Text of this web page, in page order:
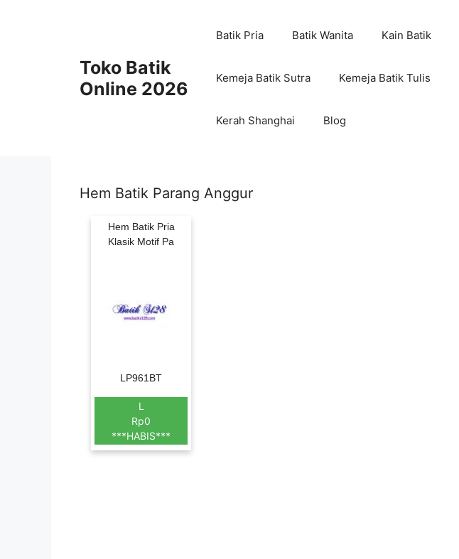
Toko Batik
Online 2026
Batik Pria Batik Wanita Kain Batik
Kemeja Batik Sutra Kemeja Batik Tulis
Kerah Shanghai Blog
Hem Batik Parang Anggur
Hem Batik Pria
Klasik Motif Pa
LP961BT
L
Rp0
***HABIS***